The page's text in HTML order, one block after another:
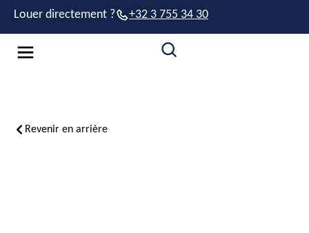
Louer directement ? +32 3 755 34 30
Revenir en arrière